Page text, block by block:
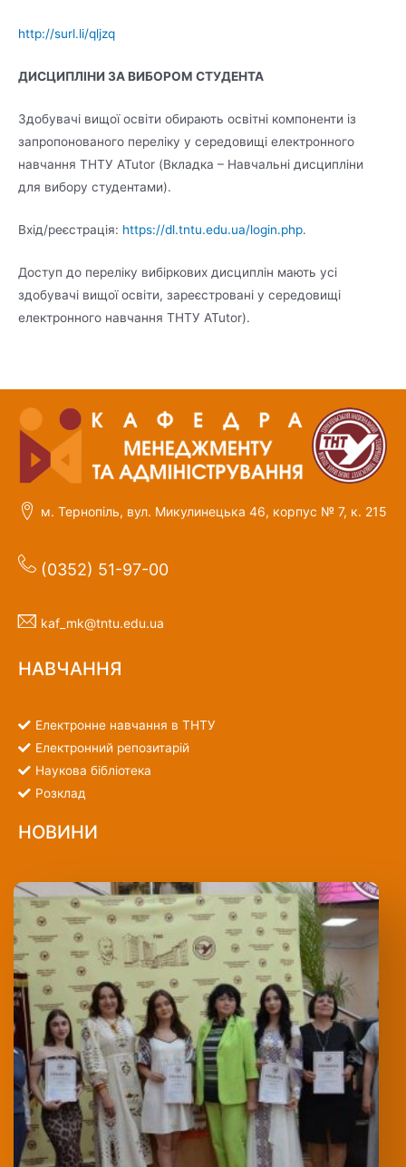
http://surl.li/qljzq
ДИСЦИПЛІНИ ЗА ВИБОРОМ СТУДЕНТА
Здобувачі вищої освіти обирають освітні компоненти із
запропонованого переліку у середовищі електронного
навчання ТНТУ ATutor (Вкладка – Навчальні дисципліни
для вибору студентами).
Вхід/реєстрація: https://dl.tntu.edu.ua/login.php.
Доступ до переліку вибіркових дисциплін мають усі
здобувачі вищої освіти, зареєстровані у середовищі
електронного навчання ТНТУ ATutor).
м. Тернопіль, вул. Микулинецька 46, корпус № 7, к. 215
(0352) 51-97-00
kaf_mk@tntu.edu.ua
НАВЧАННЯ
Електронне навчання в ТНТУ
Електронний репозитарій
Наукова бібліотека
Розклад
НОВИНИ